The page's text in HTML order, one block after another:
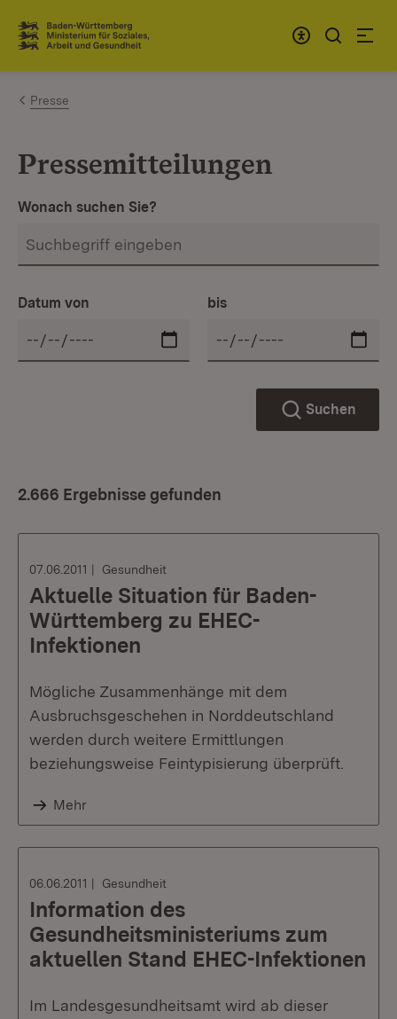
Zum Inhalt springen
Link zur Startseite
Presse
Pressemitteilungen
Wonach suchen Sie?
Datum von bis
Suchen
2.666 Ergebnisse gefunden
07.06.2011 Gesundheit
Aktuelle Situation für Baden-
Württemberg zu EHEC-
Infektionen
Mögliche Zusammenhänge mit dem
Ausbruchsgeschehen in Norddeutschland
werden durch weitere Ermittlungen
beziehungsweise Feintypisierung überprüft.
Mehr
06.06.2011 Gesundheit
Information des
Gesundheitsministeriums zum
aktuellen Stand EHEC-Infektionen
Im Landesgesundheitsamt wird ab dieser